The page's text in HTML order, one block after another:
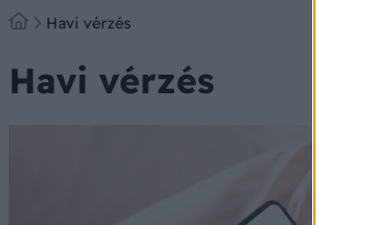
Havi vérzés
Havi vérzés